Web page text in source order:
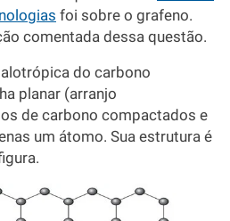
foi sobre o grafeno.
comentada dessa questão.
do carbono
planar (arranjo
de carbono compactados e
um átomo. Sua estrutura é